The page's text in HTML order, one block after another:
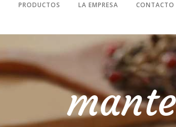
PRODUCTOS LA EMPRESA CONTACTO